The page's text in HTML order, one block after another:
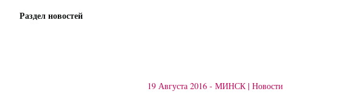
Раздел новостей
19 Августа 2016 - МИНСК Новости